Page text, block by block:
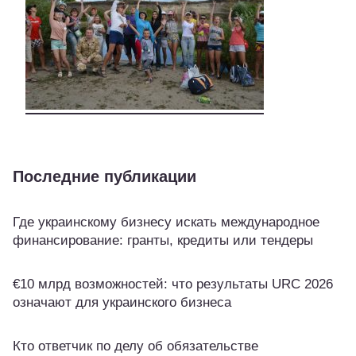
Последние публикации
Где украинскому бизнесу искать международное
финансирование: гранты, кредиты или тендеры
€10 млрд возможностей: что результаты URC 2026
означают для украинского бизнеса
Кто ответчик по делу об обязательстве